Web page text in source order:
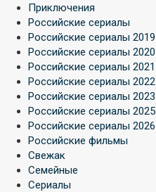
Приключения
Российские сериалы
Российские сериалы 2019
Российские сериалы 2020
Российские сериалы 2021
Российские сериалы 2022
Российские сериалы 2023
Российские сериалы 2025
Российские сериалы 2026
Российские фильмы
Свежак
Семейные
Сериалы